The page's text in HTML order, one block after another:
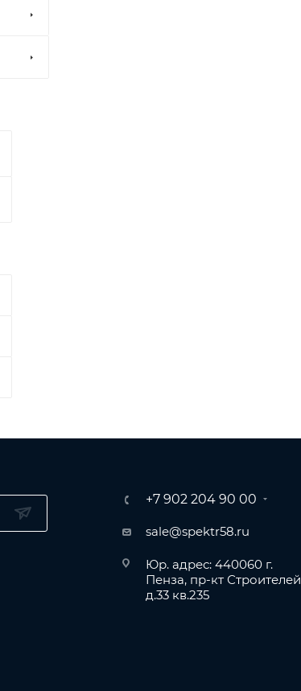
+7 902 204 90 00
sale@spektr58.ru
Юр. адрес: 440060 г.
Пенза, пр-кт Строителей
д.33 кв.235